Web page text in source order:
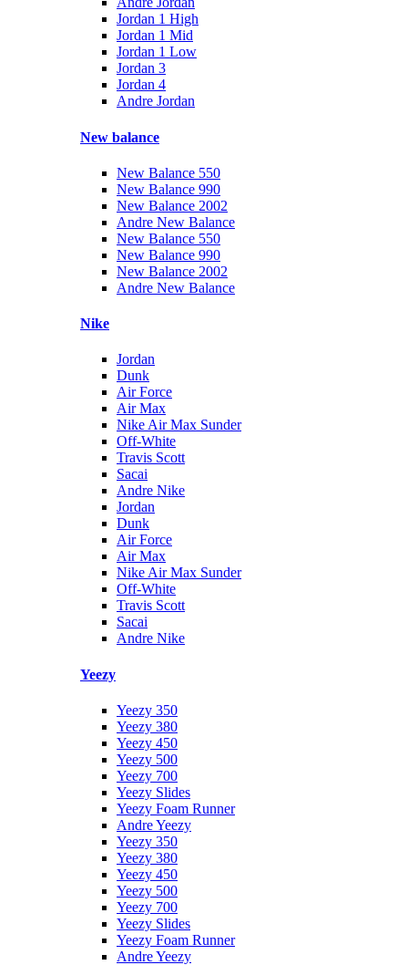
Jordan 1 High
Jordan 1 Mid
Jordan 1 Low
Jordan 3
Jordan 4
Andre Jordan
New balance
New Balance 550
New Balance 990
New Balance 2002
Andre New Balance
New Balance 550
New Balance 990
New Balance 2002
Andre New Balance
Nike
Jordan
Dunk
Air Force
Air Max
Nike Air Max Sunder
Off-White
Travis Scott
Sacai
Andre Nike
Jordan
Dunk
Air Force
Air Max
Nike Air Max Sunder
Off-White
Travis Scott
Sacai
Andre Nike
Yeezy
Yeezy 350
Yeezy 380
Yeezy 450
Yeezy 500
Yeezy 700
Yeezy Slides
Yeezy Foam Runner
Andre Yeezy
Yeezy 350
Yeezy 380
Yeezy 450
Yeezy 500
Yeezy 700
Yeezy Slides
Yeezy Foam Runner
Andre Yeezy